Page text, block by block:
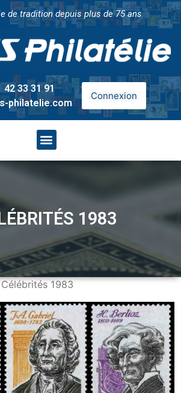
de tradition depuis plus de 75 ans
42 33 31 91
philatelie.com
Connexion
1983
1983